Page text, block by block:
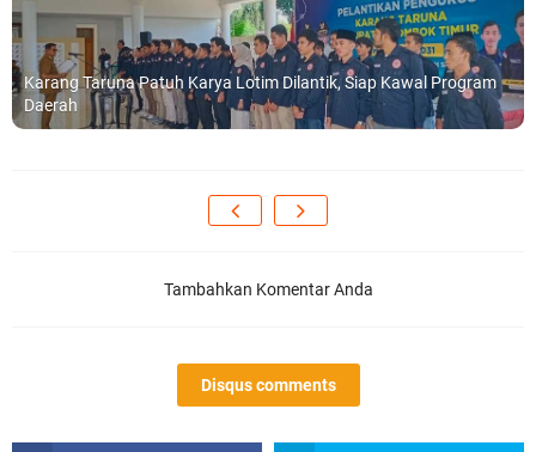
Karang Taruna Patuh Karya Lotim Dilantik, Siap Kawal Program
Daerah
Tambahkan Komentar Anda
Disqus comments